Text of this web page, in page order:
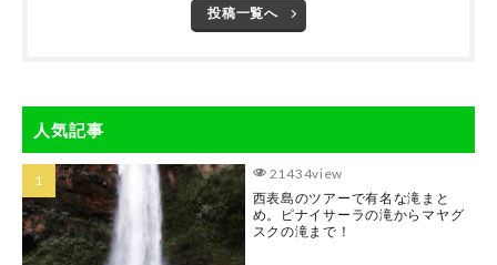
投稿一覧へ
人気記事
21434view
西表島のツアーで有名な滝まと
め。ピナイサーラの滝からマヤグ
スクの滝まで！